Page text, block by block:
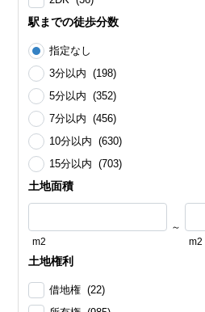
駅までの徒歩分数
指定なし
3分以内 (198)
5分以内 (352)
7分以内 (456)
10分以内 (630)
15分以内 (703)
土地面積
m2
～
m2
土地権利
借地権 (22)